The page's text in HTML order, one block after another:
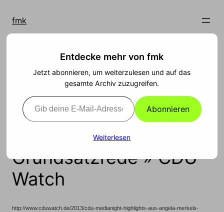
Inhalt
springen
fmk
CDU MediaNight:
Highlights aus Angela
Merkels
medienpolitischer
Grundsatzrede » CDU
Watch
http://www.cduwatch.de/2013/cdu-medianight-highlights-aus-angela-merkels-
Entdecke mehr von fmk
Jetzt abonnieren, um weiterzulesen und auf das
gesamte Archiv zuzugreifen.
Gib deine E-Mail-Adresse ein ...
Abonnieren
Weiterlesen